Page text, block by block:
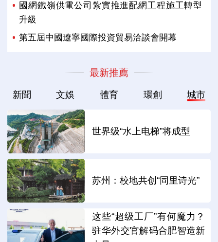
國網鐵嶺供電公司紮實推進配網工程施工轉型
升級
第五屆中國遼寧國際投資貿易洽談會開幕
最新推薦
新聞 文娛 體育 環創 城市
世界级“水上电梯”将成型
苏州：校地共创“同里诗光”
这些“超级工厂”有何魔力？
驻华外交官解码合肥智造新